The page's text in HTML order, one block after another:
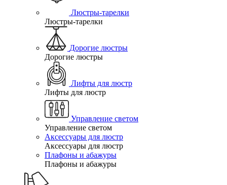
Люстры-тарелки
Люстры-тарелки
Дорогие люстры
Дорогие люстры
Лифты для люстр
Лифты для люстр
Управление светом
Управление светом
Аксессуары для люстр
Аксессуары для люстр
Плафоны и абажуры
Плафоны и абажуры